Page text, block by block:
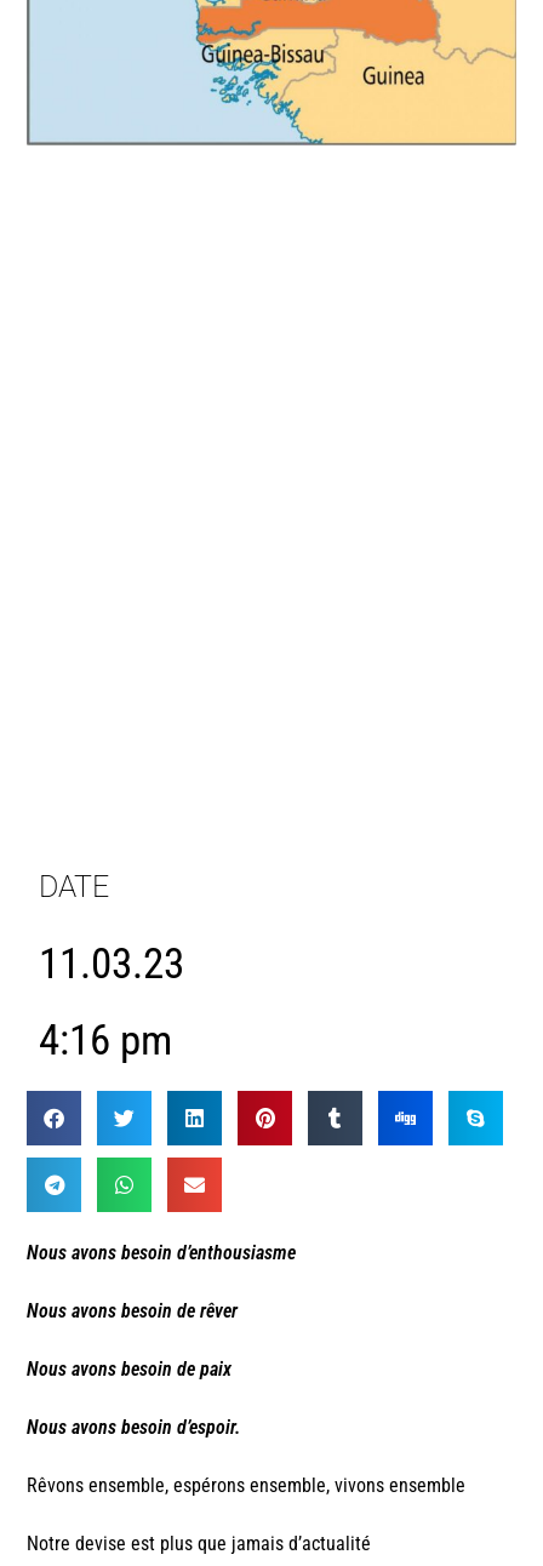
DATE
11.03.23
4:16 pm
Nous avons besoin d’enthousiasme
Nous avons besoin de rêver
Nous avons besoin de paix
Nous avons besoin d’espoir.
Rêvons ensemble, espérons ensemble, vivons ensemble
Notre devise est plus que jamais d’actualité